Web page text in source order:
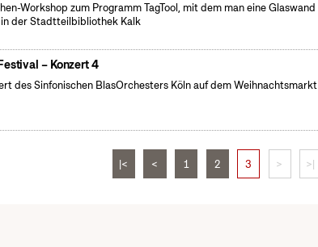
Workshop zum Programm TagTool, mit dem man eine Glaswand
der Stadtteilbibliothek Kalk
– Konzert 4
des Sinfonischen BlasOrchesters Köln auf dem Weihnachtsmarkt
|< < 1 2 3 > >|